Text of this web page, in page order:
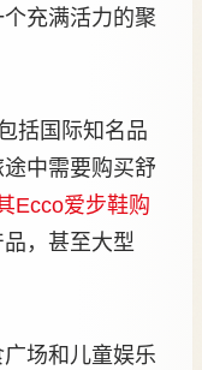
充满活力的聚
括国际知名品
中需要购买舒
Ecco爱步鞋购
，甚至大型
场和儿童娱乐